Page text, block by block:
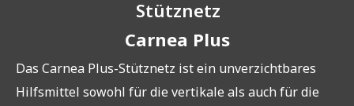
Stütznetz
Carnea Plus
Das Carnea Plus-Stütznetz ist ein unverzichtbares
Hilfsmittel sowohl für die vertikale als auch für die